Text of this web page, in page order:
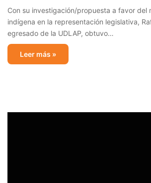
Con su investigación/propuesta a favor del
indígena en la representación legislativa,
egresado de la UDLAP, obtuvo…
Leer más »